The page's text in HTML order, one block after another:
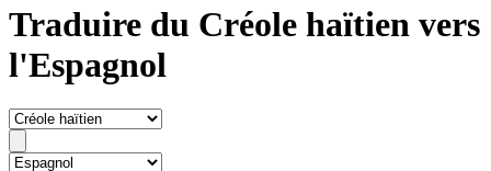
Traduire du Créole haïtien vers
l'Espagnol